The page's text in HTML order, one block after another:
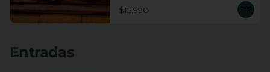
envueltas en ciboulette. 10 piezas
rellenas de champiñones tempura,
$15.990
Entradas